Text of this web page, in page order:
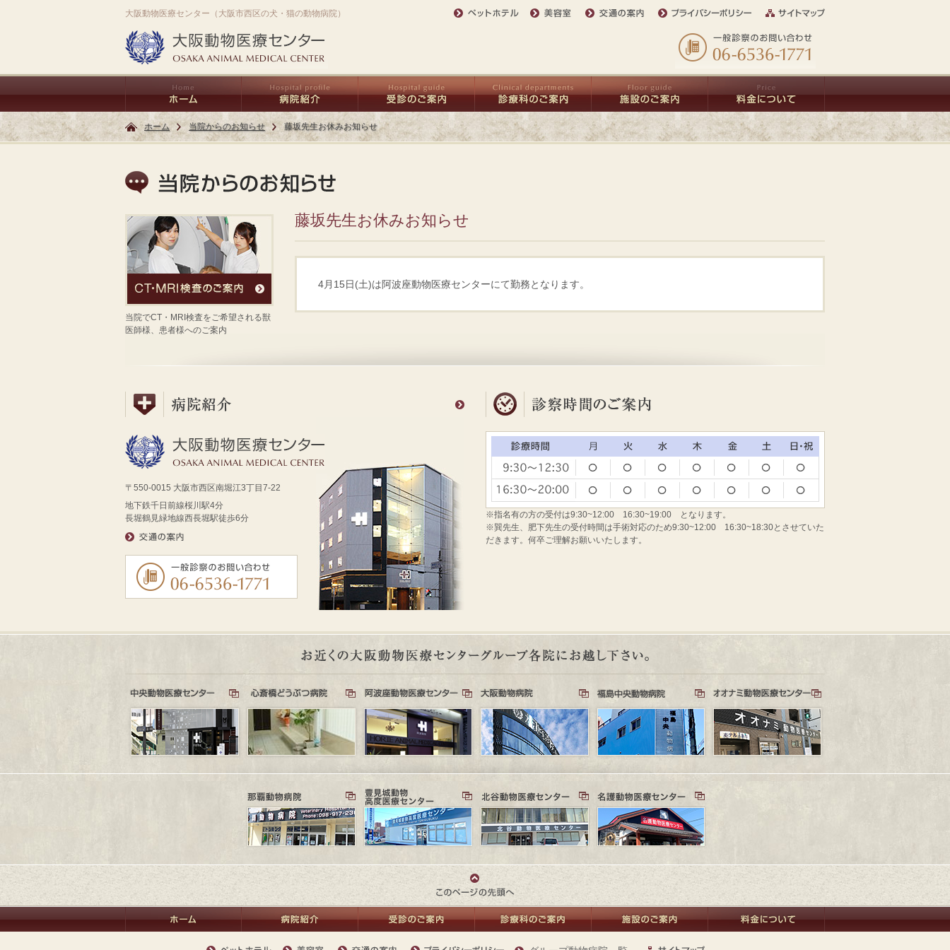
大阪動物医療センター（大阪市西区の犬・猫の動物病院）
ホーム 当院からのお知らせ 藤坂先生お休みお知らせ
藤坂先生お休みお知らせ
4月15日(土)は阿波座動物医療センターにて勤務となります。
当院でCT・MRI検査をご希望される獣
医師様、患者様へのご案内
〒550-0015 大阪市西区南堀江3丁目7-22
地下鉄千日前線桜川駅4分
長堀鶴見緑地線西長堀駅徒歩6分
※指名有の方の受付は9:30~12:00 16:30~19:00 となります。
※巽先生、肥下先生の受付時間は手術対応のため9:30~12:00 16:30~18:30とさせていた
だきます。何卒ご理解お願いいたします。